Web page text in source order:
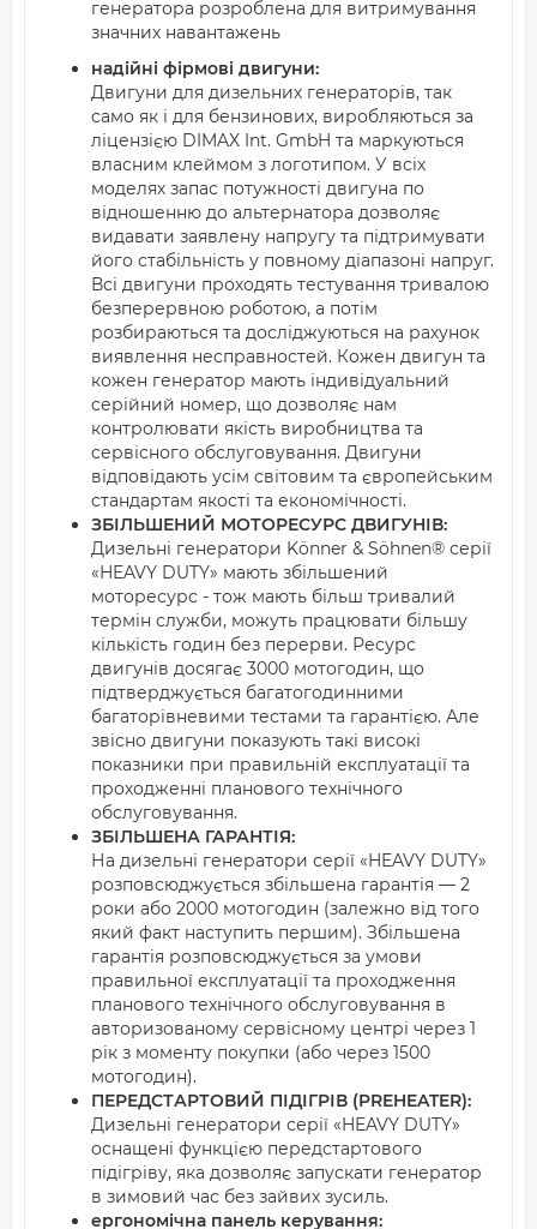
генератора розроблена для витримування
значних навантажень
надійні фірмові двигуни:
Двигуни для дизельних генераторів, так
само як і для бензинових, виробляються за
ліцензією DIMAX Int. GmbH та маркуються
власним клеймом з логотипом. У всіх
моделях запас потужності двигуна по
відношенню до альтернатора дозволяє
видавати заявлену напругу та підтримувати
його стабільність у повному діапазоні напруг.
Всі двигуни проходять тестування тривалою
безперервною роботою, а потім
розбираються та досліджуються на рахунок
виявлення несправностей. Кожен двигун та
кожен генератор мають індивідуальний
серійний номер, що дозволяє нам
контролювати якість виробництва та
сервісного обслуговування. Двигуни
відповідають усім світовим та європейським
стандартам якості та економічності.
ЗБІЛЬШЕНИЙ МОТОРЕСУРС ДВИГУНІВ:
Дизельні генератори Könner & Söhnen® серії
«HEAVY DUTY» мають збільшений
моторесурс - тож мають більш тривалий
термін служби, можуть працювати більшу
кількість годин без перерви. Ресурс
двигунів досягає 3000 мотогодин, що
підтверджується багатогодинними
багаторівневими тестами та гарантією. Але
звісно двигуни показують такі високі
показники при правильній експлуатації та
проходженні планового технічного
обслуговування.
ЗБІЛЬШЕНА ГАРАНТІЯ:
На дизельні генератори серії «HEAVY DUTY»
розповсюджується збільшена гарантія — 2
роки або 2000 мотогодин (залежно від того
який факт наступить першим). Збільшена
гарантія розповсюджується за умови
правильної експлуатації та проходження
планового технічного обслуговування в
авторизованому сервісному центрі через 1
рік з моменту покупки (або через 1500
мотогодин).
ПЕРЕДСТАРТОВИЙ ПІДІГРІВ (PREHEATER):
Дизельні генератори серії «HEAVY DUTY»
оснащені функцією передстартового
підігріву, яка дозволяє запускати генератор
в зимовий час без зайвих зусиль.
ергономічна панель керування: